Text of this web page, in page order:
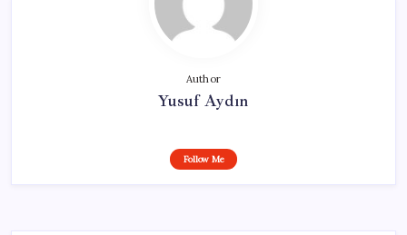
Author
Yusuf Aydın
Follow Me